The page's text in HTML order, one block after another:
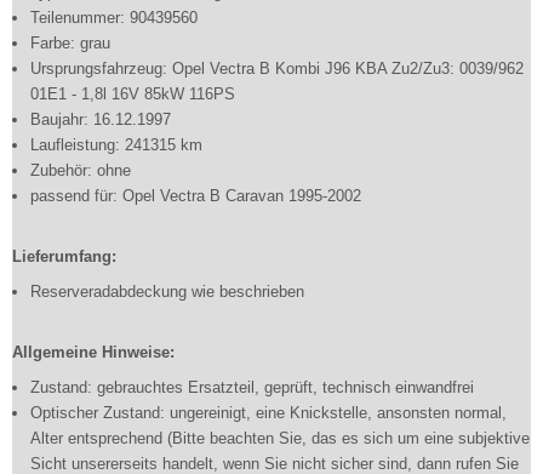
Teilenummer: 90439560
Farbe: grau
Ursprungsfahrzeug: Opel Vectra B Kombi J96 KBA Zu2/Zu3: 0039/962
01E1 - 1,8l 16V 85kW 116PS
Baujahr: 16.12.1997
Laufleistung: 241315 km
Zubehör: ohne
passend für: Opel Vectra B Caravan 1995-2002
Lieferumfang:
Reserveradabdeckung wie beschrieben
Allgemeine Hinweise:
Zustand: gebrauchtes Ersatzteil, geprüft, technisch einwandfrei
Optischer Zustand: ungereinigt, eine Knickstelle, ansonsten normal,
Alter entsprechend (Bitte beachten Sie, das es sich um eine subjektive
Sicht unsererseits handelt, wenn Sie nicht sicher sind, dann rufen Sie